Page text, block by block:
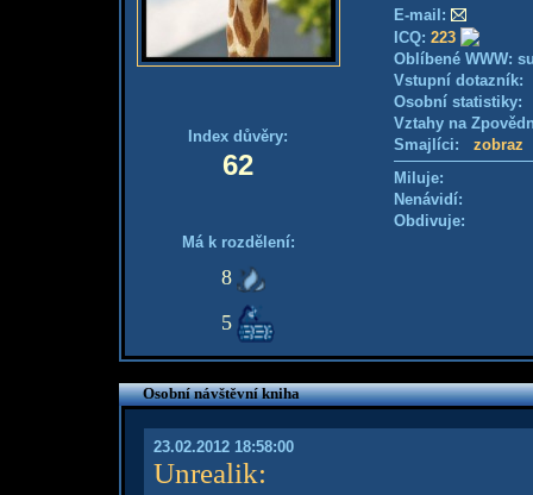
Index důvěry:
62
Má k rozdělení:
8
5
E-mail:
ICQ: 223
Oblíbené WWW:
Vstupní
Osobní
Vztahy na
Smajlíci: zobraz
Miluje:
Nenávidí:
Obdivuje:
Osobní návštěvní kniha
23.02.2012 18:58:00
Unrealik: